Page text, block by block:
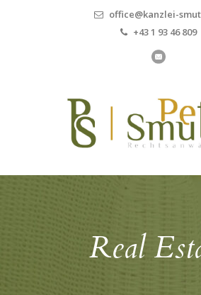
office@kanzlei-
+43 1 93 46 809
Real